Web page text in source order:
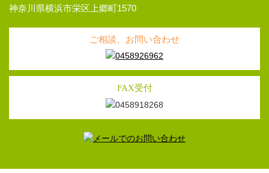
神奈川県横浜市栄区上郷町1570
ご相談、お問い合わせ
FAX受付